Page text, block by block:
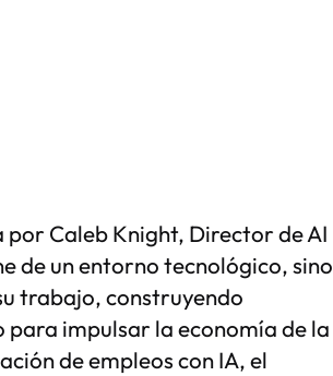
Caleb Knight, Director de AI
de un entorno tecnológico, sino
trabajo, construyendo
impulsar la economía de la
de empleos con IA, el